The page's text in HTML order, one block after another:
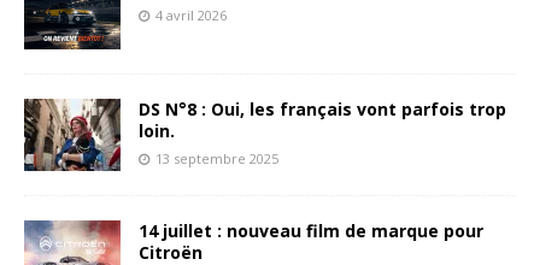
4 avril 2026
DS N°8 : Oui, les français vont parfois trop
loin.
13 septembre 2025
14 juillet : nouveau film de marque pour
Citroën